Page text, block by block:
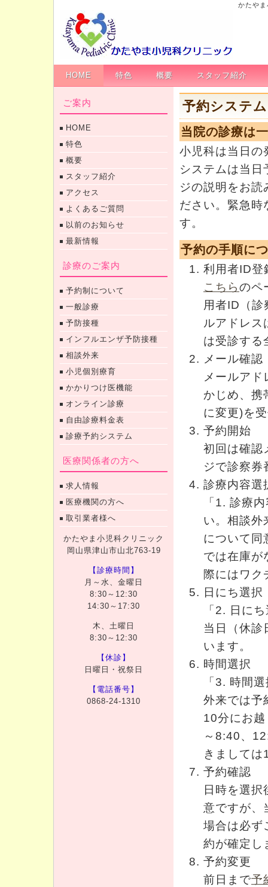
かたや
HOME 特色 概要 スタッフ紹介
予約システ
当院の診療は
小児科は当日の
システムは当
ジの説明をお
ださい。緊急時
す。
予約の手順に
利用者ID登
こちらのペ
用者ID（診
ルアドレス
は受診する
メール確認
メールア
かじめ、
に変更)を
予約開始
初回は確認
ジで診察券
診療内容選
「1. 診療
い。相談外
について同
では在庫が
際にはワク
日にち選択
「2. 日に
当日（休診
います。
時間選択
「3. 時間
外来では予
10分にお
～8:40、
きまして
予約確認
日時を選
意ですが、
場合は必ず
約が確定し
予約変更
前日まで予
ご案内
HOME
特色
概要
スタッフ紹介
アクセス
よくあるご質問
以前のお知らせ
最新情報
診療のご案内
予約制について
一般診療
予防接種
インフルエンザ予防接種
相談外来
小児個別療育
かかりつけ医機能
オンライン診療
自由診療料金表
診療予約システム
医療関係者の方へ
求人情報
医療機関の方へ
取引業者様へ
かたやま小児科クリニック
岡山県津山市山北763-19
【診療時間】
月～水、金曜日
8:30～12:30
14:30～17:30
木、土曜日
8:30～12:30
【休診】
日曜日・祝祭日
【電話番号】
0868-24-1310